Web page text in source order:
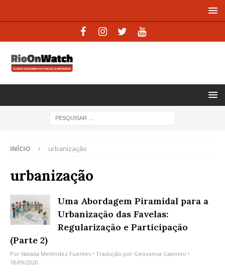
INÍCIO urbanização
urbanização
Uma Abordagem Piramidal para a
Urbanização das Favelas:
Regularização e Participação
(Parte 2)
Por Natalia Meléndez Fuentes • Tradução por Geovanna Giannini •
18/09/2020